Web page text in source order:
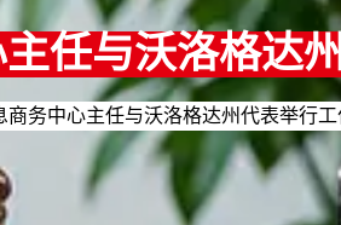
任与沃洛格达
商务中心主任与沃洛格达州代表举行